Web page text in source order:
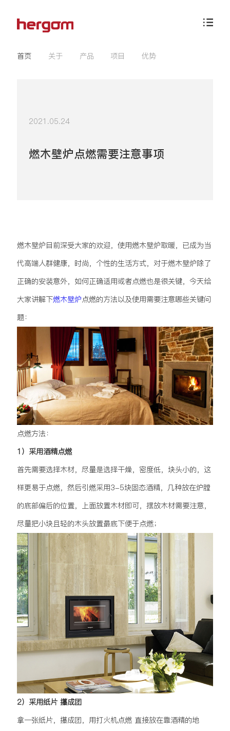
首页 关于 产品 项目 优势
2021.05.24
燃木壁炉点燃需要注意事项
燃木壁炉目前深受大家的欢迎，使用燃木壁炉取暖，已成为当
代高端人群健康，时尚，个性的生活方式，对于燃木壁炉除了
正确的安装意外，如何正确适用或者点燃也是很关键，今天给
大家讲解下燃木壁炉点燃的方法以及使用需要注意哪些关键问
题：
点燃方法：
1）采用酒精点燃
首先需要选择木材，尽量是选择干燥，密度低，块头小的，这
样更易于点燃，然后引燃采用3-5块固态酒精，几种放在炉膛
的底部偏后的位置，上面放置木材即可，摆放木材需要注意，
尽量把小块且轻的木头放置最底下便于点燃；
2）采用纸片 攥成团
拿一张纸片，攥成团，用打火机点燃 直接放在靠酒精的地